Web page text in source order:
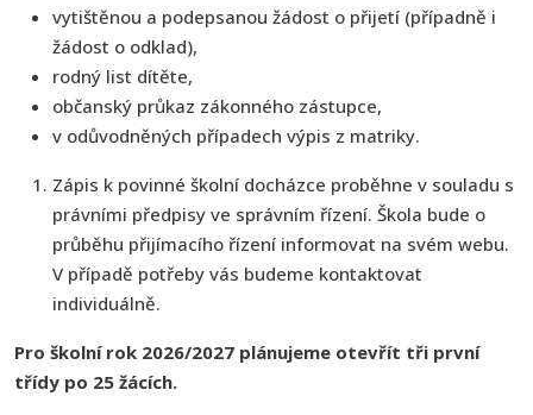
vytištěnou a podepsanou žádost o přijetí (případně i
žádost o odklad),
rodný list dítěte,
občanský průkaz zákonného zástupce,
v odůvodněných případech výpis z matriky.
Zápis k povinné školní docházce proběhne v souladu s
právními předpisy ve správním řízení. Škola bude o
průběhu přijímacího řízení informovat na svém webu.
V případě potřeby vás budeme kontaktovat
individuálně.
Pro školní rok 2026/2027 plánujeme otevřít tři první
třídy po 25 žácích.